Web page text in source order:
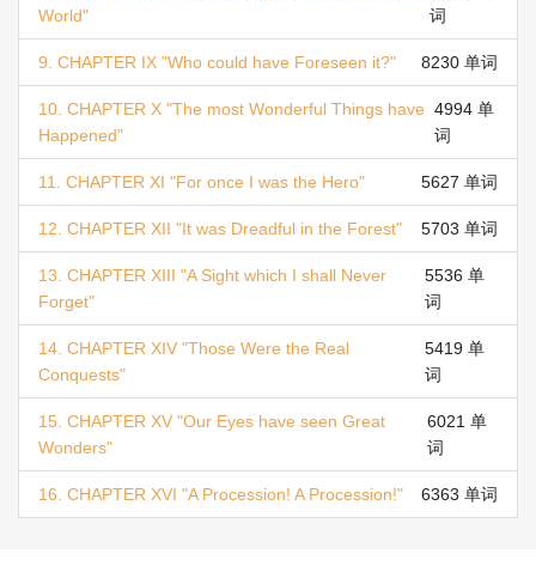
World"
词
9. CHAPTER IX "Who could have Foreseen it?" 8230 单词
10. CHAPTER X "The most Wonderful Things have
Happened"
4994 单
词
11. CHAPTER XI "For once I was the Hero" 5627 单词
12. CHAPTER XII "It was Dreadful in the Forest" 5703 单词
13. CHAPTER XIII "A Sight which I shall Never
Forget"
5536 单
词
14. CHAPTER XIV "Those Were the Real
Conquests"
5419 单
词
15. CHAPTER XV "Our Eyes have seen Great
Wonders"
6021 单
词
16. CHAPTER XVI "A Procession! A Procession!" 6363 单词